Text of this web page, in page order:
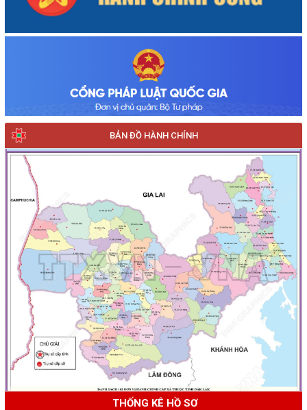
BẢN ĐỒ HÀNH CHÍNH
THỐNG KÊ HỒ SƠ